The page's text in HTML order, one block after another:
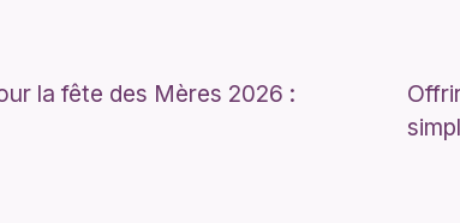
la fête des Mères 2026 :